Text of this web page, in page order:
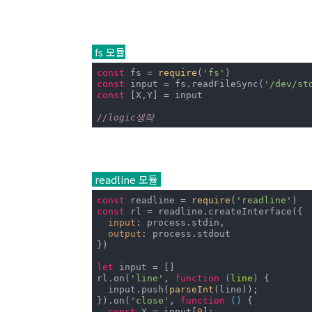
fs 모듈
const fs = require ( 'fs'
const input = fs.readFileSync( '/dev/
const [X,Y] = input
//logic생략
readline 모듈
const readline = require ( 'readline'
const rl = readline.createInterface({
input : process.stdin,
output : process.stdout
})
let input = []
rl.on( 'line' , function ( line ) {
  input.push(
parseInt (line));
}).on( 'close' , function ( ) {